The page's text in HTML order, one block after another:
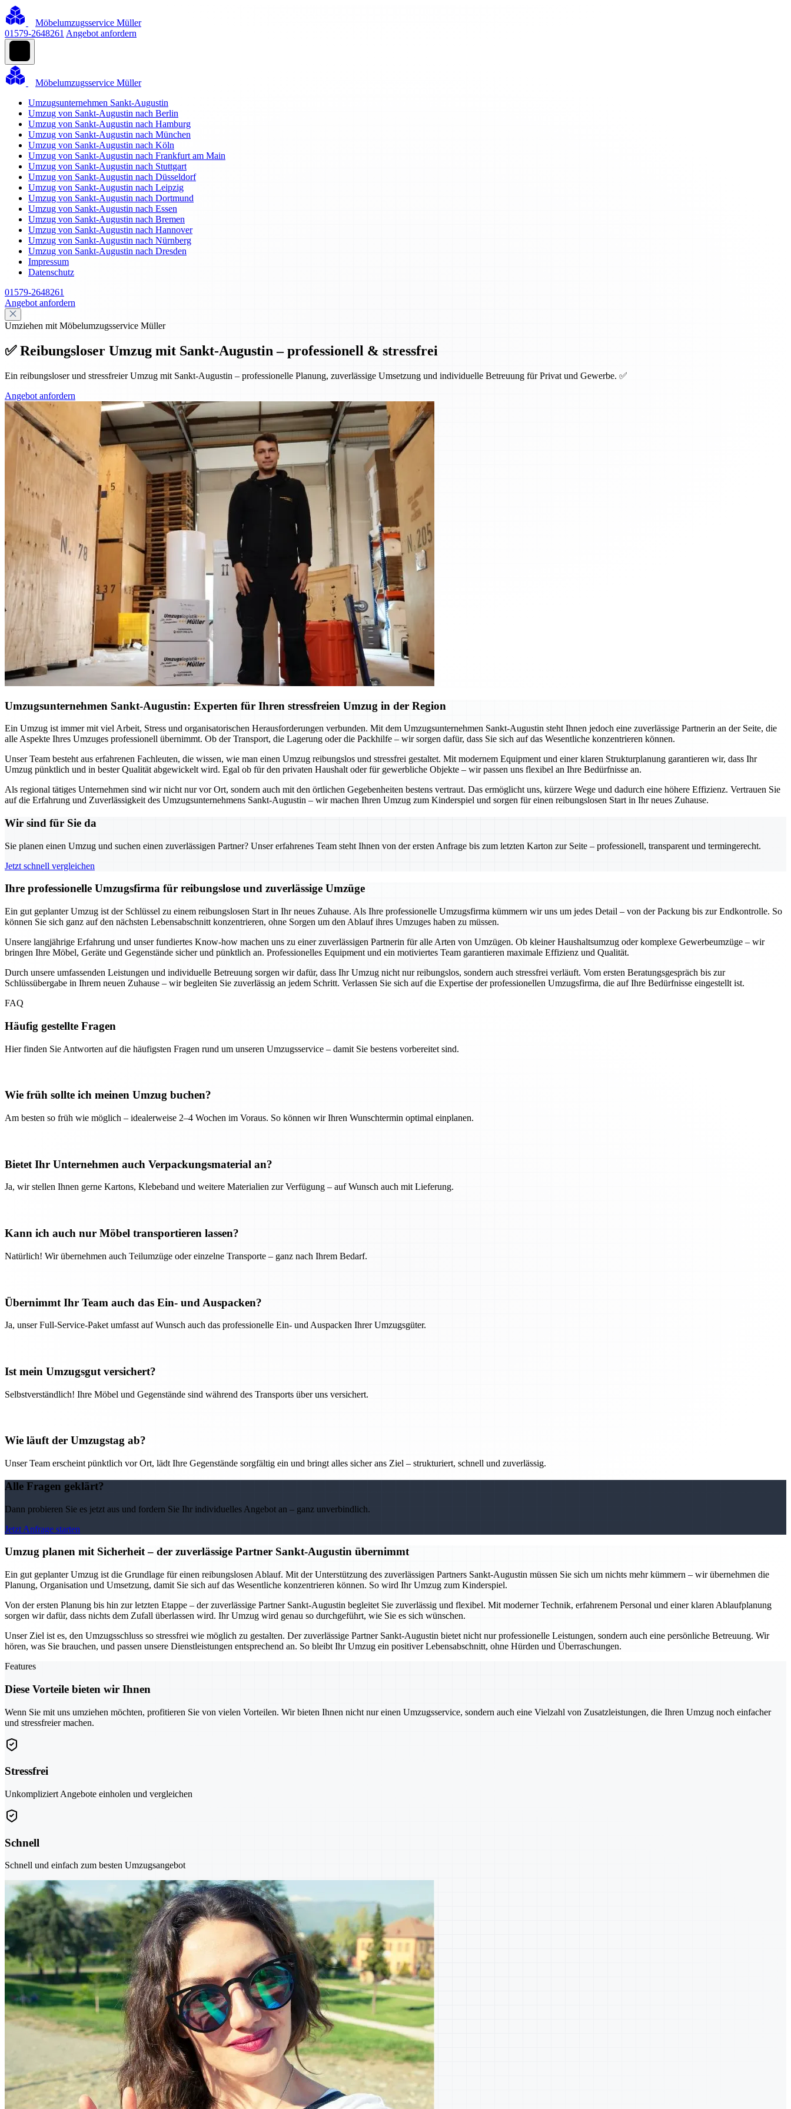
Möbelumzugsservice Müller
01579-2648261 Angebot anfordern
Möbelumzugsservice Müller
Umzugsunternehmen Sankt-Augustin
Umzug von Sankt-Augustin nach Berlin
Umzug von Sankt-Augustin nach Hamburg
Umzug von Sankt-Augustin nach München
Umzug von Sankt-Augustin nach Köln
Umzug von Sankt-Augustin nach Frankfurt am Main
Umzug von Sankt-Augustin nach Stuttgart
Umzug von Sankt-Augustin nach Düsseldorf
Umzug von Sankt-Augustin nach Leipzig
Umzug von Sankt-Augustin nach Dortmund
Umzug von Sankt-Augustin nach Essen
Umzug von Sankt-Augustin nach Bremen
Umzug von Sankt-Augustin nach Hannover
Umzug von Sankt-Augustin nach Nürnberg
Umzug von Sankt-Augustin nach Dresden
Impressum
Datenschutz
01579-2648261
Angebot anfordern
Umziehen mit Möbelumzugsservice Müller
✅ Reibungsloser Umzug mit Sankt-Augustin – professionell & stressfrei
Ein reibungsloser und stressfreier Umzug mit Sankt-Augustin – professionelle Planung, zuverlässige Umsetzung und individuelle Betreuung für Privat und Gewerbe. ✅
Angebot anfordern
Umzugsunternehmen Sankt-Augustin: Experten für Ihren stressfreien Umzug in der Region
Ein Umzug ist immer mit viel Arbeit, Stress und organisatorischen Herausforderungen verbunden. Mit dem Umzugsunternehmen Sankt-Augustin steht Ihnen jedoch eine zuverlässige Partnerin an der Seite, die
alle Aspekte Ihres Umzuges professionell übernimmt. Ob der Transport, die Lagerung oder die Packhilfe – wir sorgen dafür, dass Sie sich auf das Wesentliche konzentrieren können.
Unser Team besteht aus erfahrenen Fachleuten, die wissen, wie man einen Umzug reibungslos und stressfrei gestaltet. Mit modernem Equipment und einer klaren Strukturplanung garantieren wir, dass Ihr
Umzug pünktlich und in bester Qualität abgewickelt wird. Egal ob für den privaten Haushalt oder für gewerbliche Objekte – wir passen uns flexibel an Ihre Bedürfnisse an.
Als regional tätiges Unternehmen sind wir nicht nur vor Ort, sondern auch mit den örtlichen Gegebenheiten bestens vertraut. Das ermöglicht uns, kürzere Wege und dadurch eine höhere Effizienz. Vertrauen Sie
auf die Erfahrung und Zuverlässigkeit des Umzugsunternehmens Sankt-Augustin – wir machen Ihren Umzug zum Kinderspiel und sorgen für einen reibungslosen Start in Ihr neues Zuhause.
Wir sind für Sie da
Sie planen einen Umzug und suchen einen zuverlässigen Partner? Unser erfahrenes Team steht Ihnen von der ersten Anfrage bis zum letzten Karton zur Seite – professionell, transparent und termingerecht.
Jetzt schnell vergleichen
Ihre professionelle Umzugsfirma für reibungslose und zuverlässige Umzüge
Ein gut geplanter Umzug ist der Schlüssel zu einem reibungslosen Start in Ihr neues Zuhause. Als Ihre professionelle Umzugsfirma kümmern wir uns um jedes Detail – von der Packung bis zur Endkontrolle. So
können Sie sich ganz auf den nächsten Lebensabschnitt konzentrieren, ohne Sorgen um den Ablauf ihres Umzuges haben zu müssen.
Unsere langjährige Erfahrung und unser fundiertes Know-how machen uns zu einer zuverlässigen Partnerin für alle Arten von Umzügen. Ob kleiner Haushaltsumzug oder komplexe Gewerbeumzüge – wir
bringen Ihre Möbel, Geräte und Gegenstände sicher und pünktlich an. Professionelles Equipment und ein motiviertes Team garantieren maximale Effizienz und Qualität.
Durch unsere umfassenden Leistungen und individuelle Betreuung sorgen wir dafür, dass Ihr Umzug nicht nur reibungslos, sondern auch stressfrei verläuft. Vom ersten Beratungsgespräch bis zur
Schlüssübergabe in Ihrem neuen Zuhause – wir begleiten Sie zuverlässig an jedem Schritt. Verlassen Sie sich auf die Expertise der professionellen Umzugsfirma, die auf Ihre Bedürfnisse eingestellt ist.
FAQ
Häufig gestellte Fragen
Hier finden Sie Antworten auf die häufigsten Fragen rund um unseren Umzugsservice – damit Sie bestens vorbereitet sind.
Wie früh sollte ich meinen Umzug buchen?
Am besten so früh wie möglich – idealerweise 2–4 Wochen im Voraus. So können wir Ihren Wunschtermin optimal einplanen.
Bietet Ihr Unternehmen auch Verpackungsmaterial an?
Ja, wir stellen Ihnen gerne Kartons, Klebeband und weitere Materialien zur Verfügung – auf Wunsch auch mit Lieferung.
Kann ich auch nur Möbel transportieren lassen?
Natürlich! Wir übernehmen auch Teilumzüge oder einzelne Transporte – ganz nach Ihrem Bedarf.
Übernimmt Ihr Team auch das Ein- und Auspacken?
Ja, unser Full-Service-Paket umfasst auf Wunsch auch das professionelle Ein- und Auspacken Ihrer Umzugsgüter.
Ist mein Umzugsgut versichert?
Selbstverständlich! Ihre Möbel und Gegenstände sind während des Transports über uns versichert.
Wie läuft der Umzugstag ab?
Unser Team erscheint pünktlich vor Ort, lädt Ihre Gegenstände sorgfältig ein und bringt alles sicher ans Ziel – strukturiert, schnell und zuverlässig.
Alle Fragen geklärt?
Dann probieren Sie es jetzt aus und fordern Sie Ihr individuelles Angebot an – ganz unverbindlich.
Jetzt Anfrage starten
Umzug planen mit Sicherheit – der zuverlässige Partner Sankt-Augustin übernimmt
Ein gut geplanter Umzug ist die Grundlage für einen reibungslosen Ablauf. Mit der Unterstützung des zuverlässigen Partners Sankt-Augustin müssen Sie sich um nichts mehr kümmern – wir übernehmen die
Planung, Organisation und Umsetzung, damit Sie sich auf das Wesentliche konzentrieren können. So wird Ihr Umzug zum Kinderspiel.
Von der ersten Planung bis hin zur letzten Etappe – der zuverlässige Partner Sankt-Augustin begleitet Sie zuverlässig und flexibel. Mit moderner Technik, erfahrenem Personal und einer klaren Ablaufplanung
sorgen wir dafür, dass nichts dem Zufall überlassen wird. Ihr Umzug wird genau so durchgeführt, wie Sie es sich wünschen.
Unser Ziel ist es, den Umzugsschluss so stressfrei wie möglich zu gestalten. Der zuverlässige Partner Sankt-Augustin bietet nicht nur professionelle Leistungen, sondern auch eine persönliche Betreuung. Wir
hören, was Sie brauchen, und passen unsere Dienstleistungen entsprechend an. So bleibt Ihr Umzug ein positiver Lebensabschnitt, ohne Hürden und Überraschungen.
Features
Diese Vorteile bieten wir Ihnen
Wenn Sie mit uns umziehen möchten, profitieren Sie von vielen Vorteilen. Wir bieten Ihnen nicht nur einen Umzugsservice, sondern auch eine Vielzahl von Zusatzleistungen, die Ihren Umzug noch einfacher
und stressfreier machen.
Stressfrei
Unkompliziert Angebote einholen und vergleichen
Schnell
Schnell und einfach zum besten Umzugsangebot